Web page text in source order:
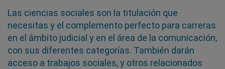
Las ciencias sociales son la titulación que
necesitas y el complemento perfecto para carreras
en el ámbito judicial y en el área de la comunicación,
con sus diferentes categorías. También darán
acceso a trabajos sociales, y otros relacionados